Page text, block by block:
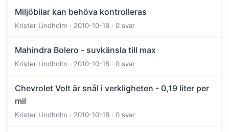
Miljöbilar kan behöva kontrolleras
Krister Lindholm · 2010-10-18 · 0 svar
Mahindra Bolero - suvkänsla till max
Krister Lindholm · 2010-10-18 · 0 svar
Chevrolet Volt är snål i verkligheten - 0,19 liter per
mil
Krister Lindholm · 2010-10-18 · 0 svar